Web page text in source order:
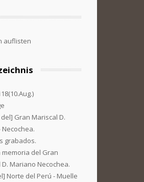
auflisten
Gran Mariscal D.
grabados.
memoria del Gran
D. Mariano Necochea.
Norte del Perú - Muelle